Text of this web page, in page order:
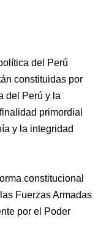
del Perú
constituidas por
del Perú y la
primordial
y la integridad
constitucional
Fuerzas Armadas
por el Poder